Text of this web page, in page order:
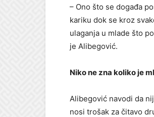
– Ono što se događa
kariku dok se kroz
ulaganja u mlade što
je Alibegović.
Niko ne zna koliko je
Alibegović navodi da
nosi trošak za čitavo